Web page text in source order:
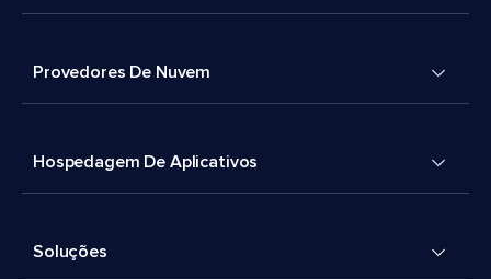
Provedores De Nuvem
Hospedagem De Aplicativos
Soluções